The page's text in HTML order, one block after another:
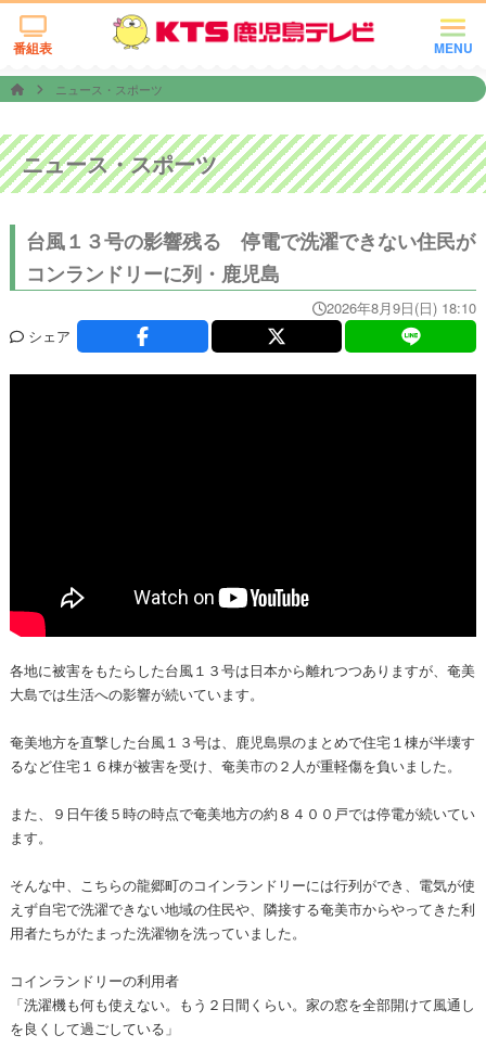
MENU
番組表
ニュース・スポーツ
ニュース・スポーツ
台風１３号の影響残る 停電で洗濯できない住民が
コンランドリーに列・鹿児島
2026年8月9日(日) 18:10
シェア
各地に被害をもたらした台風１３号は日本から離れつつありますが、奄美
大島では生活への影響が続いています。
奄美地方を直撃した台風１３号は、鹿児島県のまとめで住宅１棟が半壊す
るなど住宅１６棟が被害を受け、奄美市の２人が重軽傷を負いました。
また、９日午後５時の時点で奄美地方の約８４００戸では停電が続いてい
ます。
そんな中、こちらの龍郷町のコインランドリーには行列ができ、電気が使
えず自宅で洗濯できない地域の住民や、隣接する奄美市からやってきた利
用者たちがたまった洗濯物を洗っていました。
コインランドリーの利用者
「洗濯機も何も使えない。もう２日間くらい。家の窓を全部開けて風通し
を良くして過ごしている」